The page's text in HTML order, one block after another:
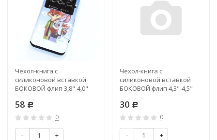
Чехол-книга с
силиконовой вставкой
БОКОВОЙ флип 3,8"-4,0"
58 Р
0
- +
Чехол-книга с
силиконовой вставкой
БОКОВОЙ флип 4,3"-4,5"
вырез окошка по рисунку)
30 Р
0
- +